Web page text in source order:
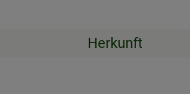
Herkunft